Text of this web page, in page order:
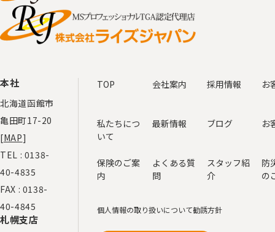
本社
北海道函館市
亀田町17-20
[MAP]
TEL : 0138-
40-4835
FAX : 0138-
40-4845
札幌支店
TOP
私たちにつ
いて
保険のご案
内
会社案内
最新情報
よくある質
問
採用情報
ブログ
スタッフ紹
介
お
お
防
の
個人情報の取り扱いについて勧誘方針